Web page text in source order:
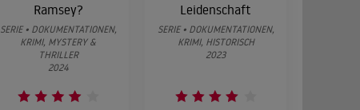
Ramsey?
SERIE • DOKUMENTATIONEN,
KRIMI, MYSTERY &
THRILLER
2024
Leidenschaft
SERIE • DOKUMENTATIONEN,
KRIMI, HISTORISCH
2023